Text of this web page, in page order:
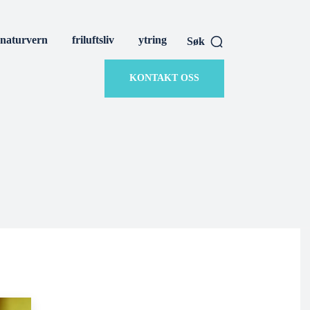
naturvern friluftsliv ytring Søk
KONTAKT OSS